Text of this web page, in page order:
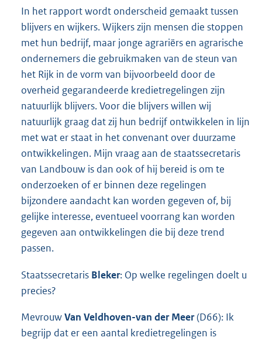
In het rapport wordt onderscheid gemaakt tussen
blijvers en wijkers. Wijkers zijn mensen die stoppen
met hun bedrijf, maar jonge agrariërs en agrarische
ondernemers die gebruikmaken van de steun van
het Rijk in de vorm van bijvoorbeeld door de
overheid gegarandeerde kredietregelingen zijn
natuurlijk blijvers. Voor die blijvers willen wij
natuurlijk graag dat zij hun bedrijf ontwikkelen in lijn
met wat er staat in het convenant over duurzame
ontwikkelingen. Mijn vraag aan de staatssecretaris
van Landbouw is dan ook of hij bereid is om te
onderzoeken of er binnen deze regelingen
bijzondere aandacht kan worden gegeven of, bij
gelijke interesse, eventueel voorrang kan worden
gegeven aan ontwikkelingen die bij deze trend
passen.
Staatssecretaris Bleker: Op welke regelingen doelt u
precies?
MevrouwVan Veldhoven-van der Meer(D66): Ik
begrijp dat er een aantal kredietregelingen is